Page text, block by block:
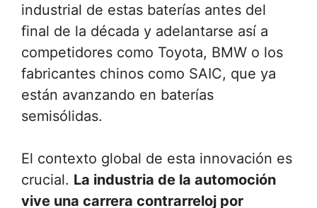
industrial de estas baterías antes del
final de la década y adelantarse así a
competidores como Toyota, BMW o los
fabricantes chinos como SAIC, que ya
están avanzando en baterías
semisólidas.
El contexto global de esta innovación es
crucial. La industria de la automoción
vive una carrera contrarreloj por